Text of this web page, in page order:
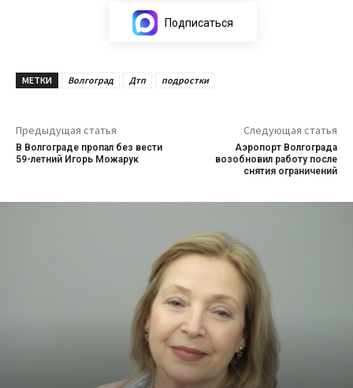
Подписаться
МЕТКИ Волгоград Дтп подростки
Предыдущая статья
В Волгограде пропал без вести
59-летний Игорь Можарук
Следующая статья
Аэропорт Волгограда
возобновил работу после
снятия ограничений